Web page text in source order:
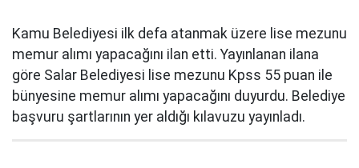
Kamu Belediyesi ilk defa atanmak üzere lise mezunu
memur alımı yapacağını ilan etti. Yayınlanan ilana
göre Salar Belediyesi lise mezunu Kpss 55 puan ile
bünyesine memur alımı yapacağını duyurdu. Belediye
başvuru şartlarının yer aldığı kılavuzu yayınladı.